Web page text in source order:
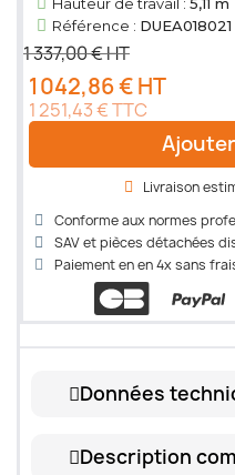
Hauteur de travail : 5,11 m
Référence : DUEA018021
1 337,00 € HT
1 042,86 € HT
1 251,43 € TTC
Livraison
Conforme aux normes
SAV et pièces détachées
Paiement en en 4x sans
Données
Description